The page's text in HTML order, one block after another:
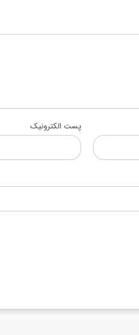
پست الکترونیک